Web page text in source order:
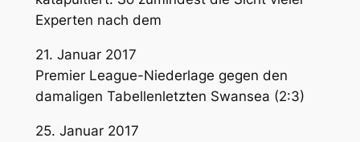
Experten nach dem
21. Januar 2017
Premier League-Niederlage gegen den
damaligen Tabellenletzten Swansea (2:3)
25. Januar 2017